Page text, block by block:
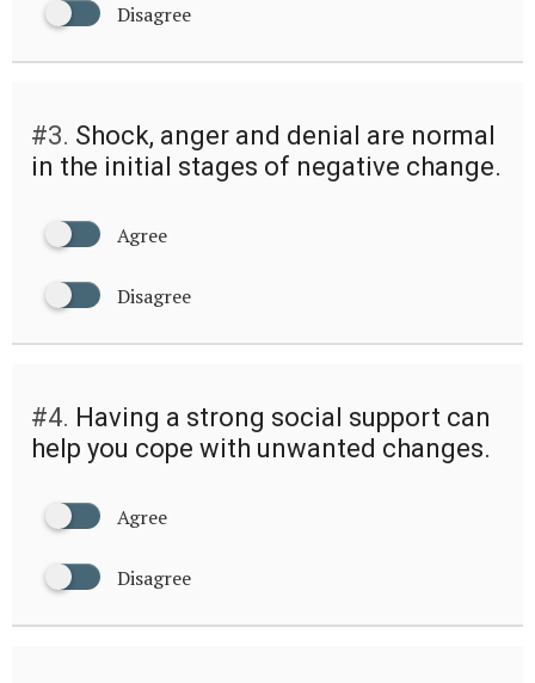
Disagree
#3. Shock, anger and denial are normal
in the initial stages of negative change.
Agree
Disagree
#4. Having a strong social support can
help you cope with unwanted changes.
Agree
Disagree